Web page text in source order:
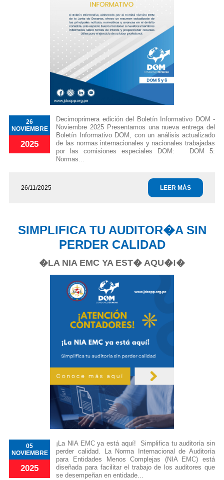
26
NOVIEMBRE
2025
Decimoprimera edición del Boletín Informativo DOM -
Noviembre 2025 Presentamos una nueva entrega del
Boletín Informativo DOM, con un análisis actualizado
de las normas internacionales y nacionales trabajadas
por las comisiones especiales DOM: DOM 5:
Normas...
26/11/2025 LEER MÁS
SIMPLIFICA TU AUDITOR�A SIN
PERDER CALIDAD
�LA NIA EMC YA EST� AQU�!�
05
NOVIEMBRE
2025
¡La NIA EMC ya está aquí! Simplifica tu auditoría sin
perder calidad. La Norma Internacional de Auditoría
para Entidades Menos Complejas (NIA EMC) está
diseñada para facilitar el trabajo de los auditores que
se desempeñan en entidade...